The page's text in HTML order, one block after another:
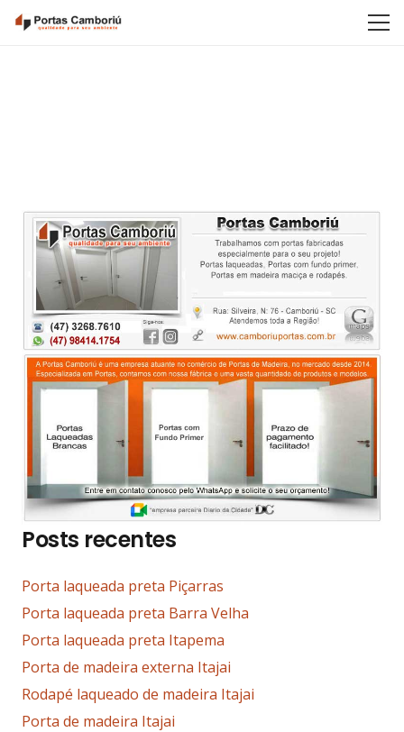
Posts recentes
Porta laqueada preta Piçarras
Porta laqueada preta Barra Velha
Porta laqueada preta Itapema
Porta de madeira externa Itajai
Rodapé laqueado de madeira Itajai
Porta de madeira Itajai